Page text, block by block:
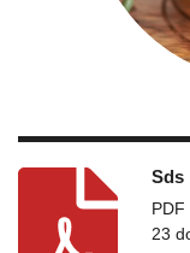
Sds
PDF
23